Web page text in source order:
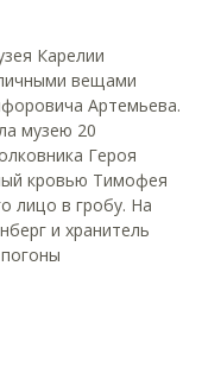
Карелии
вещами
Артемьева.
музею 20
Героя
кровью Тимофея
лицо в гробу. На
и хранитель